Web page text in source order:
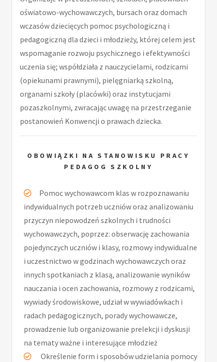
oświatowo-wychowawczych, bursach oraz domach
wczasów dziecięcych pomoc psychologiczną i
pedagogiczną dla dzieci i młodzieży, której celem jest
wspomaganie rozwoju psychicznego i efektywności
uczenia się; współdziała z nauczycielami, rodzicami
(opiekunami prawnymi), pielęgniarką szkolną,
organami szkoły (placówki) oraz instytucjami
pozaszkolnymi, zwracając uwagę na przestrzeganie
postanowień Konwencji o prawach dziecka.
OBOWIĄZKI NA STANOWISKU PRACY
PEDAGOG SZKOLNY
Pomoc wychowawcom klas w rozpoznawaniu
indywidualnych potrzeb uczniów oraz analizowaniu
przyczyn niepowodzeń szkolnych i trudności
wychowawczych, poprzez: obserwację zachowania
pojedynczych uczniów i klasy, rozmowy indywidualne
i uczestnictwo w godzinach wychowawczych oraz
innych spotkaniach z klasą, analizowanie wyników
nauczania i ocen zachowania, rozmowy z rodzicami,
wywiady środowiskowe, udział w wywiadówkach i
radach pedagogicznych, porady wychowawcze,
prowadzenie lub organizowanie prelekcji i dyskusji
na tematy ważne i interesujące młodzież
Określenie form i sposobów udzielania pomocy